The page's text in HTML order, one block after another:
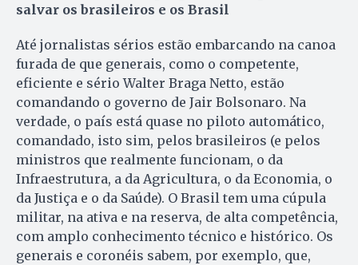
salvar os brasileiros e os Brasil
Até jornalistas sérios estão embarcando na canoa
furada de que generais, como o competente,
eficiente e sério Walter Braga Netto, estão
comandando o governo de Jair Bolsonaro. Na
verdade, o país está quase no piloto automático,
comandado, isto sim, pelos brasileiros (e pelos
ministros que realmente funcionam, o da
Infraestrutura, a da Agricultura, o da Economia, o
da Justiça e o da Saúde). O Brasil tem uma cúpula
militar, na ativa e na reserva, de alta competência,
com amplo conhecimento técnico e histórico. Os
generais e coronéis sabem, por exemplo, que,